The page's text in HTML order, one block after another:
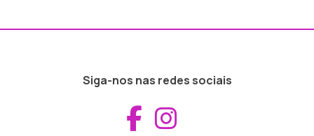
Siga-nos nas redes sociais
Aceder ao